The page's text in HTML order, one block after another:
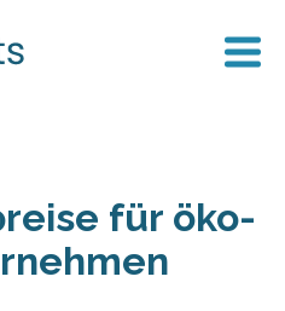
für öko-